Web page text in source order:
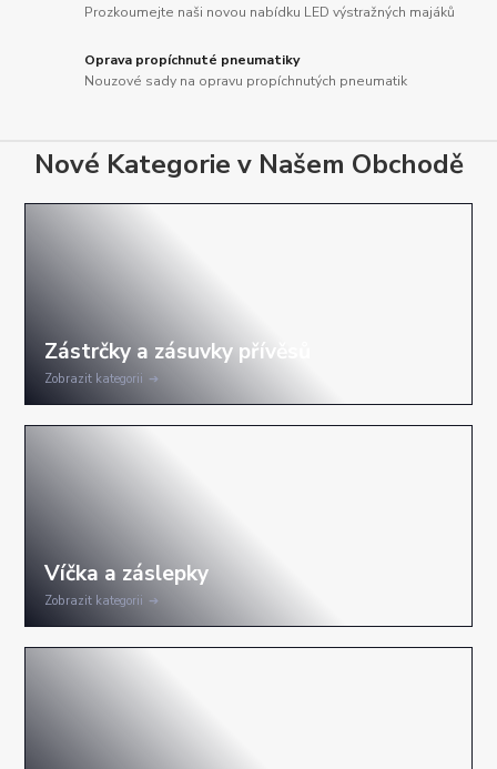
Prozkoumejte naši novou nabídku LED výstražných majáků
Oprava propíchnuté pneumatiky
Nouzové sady na opravu propíchnutých pneumatik
Nové Kategorie v Našem Obchodě
Zobrazit kategorii
Zobrazit kategorii